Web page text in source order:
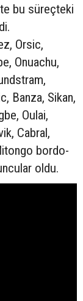
bu süreçteki
Orsic,
Onuachu,
Banza, Sikan,
Oulai,
Cabral,
bordo-
oldu.